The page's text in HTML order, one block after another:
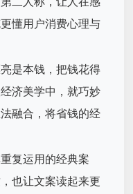
懂用户消费心理与
是本钱，把钱花得
济美学中，就巧妙
融合，将省钱的经
复运用的经典案
也让文案读起来更